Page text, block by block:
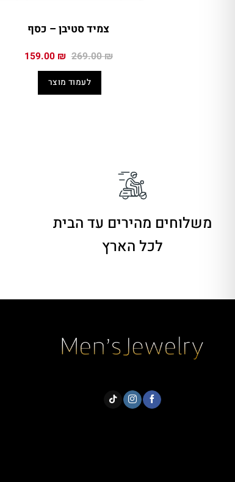
צמיד סטיבן – כסף
269.00₪ המחיר
היה:
269.00 ₪.
159.00 ₪ המחיר
לעמוד מוצר
משלוחים מהירים עד הבית
לכל הארץ